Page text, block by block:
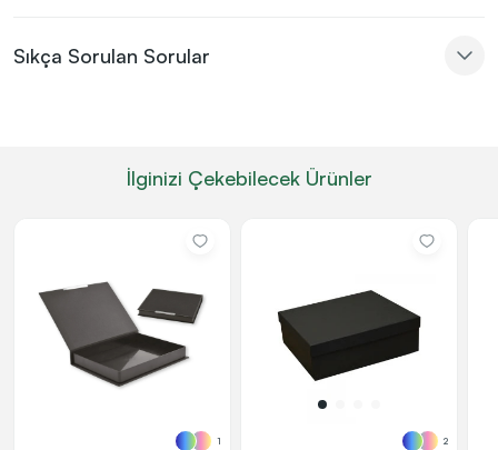
Sıkça Sorulan Sorular
İlginizi Çekebilecek Ürünler
1 2